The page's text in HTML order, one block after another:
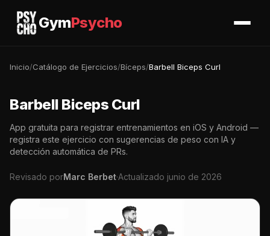
GymPsycho
Inicio/Catálogo de Ejercicios/Bíceps/Barbell Biceps Curl
Barbell Biceps Curl
App gratuita para registrar entrenamientos en iOS y Android —
registra este ejercicio con sugerencias de peso con IA y
detección automática de PRs.
Revisado porMarc Berbet·Actualizado junio de 2026